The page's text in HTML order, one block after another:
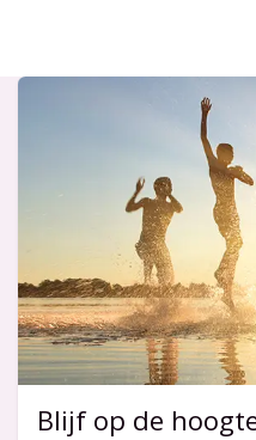
Blijf op de